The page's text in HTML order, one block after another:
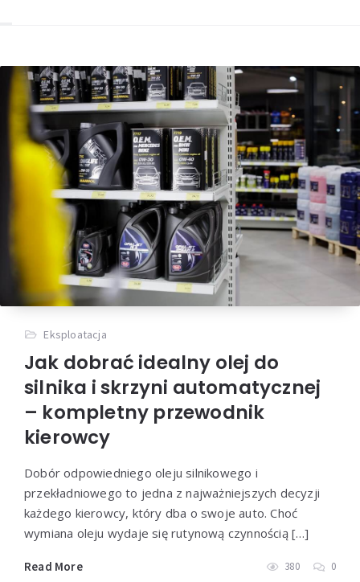
Eksploatacja
Jak dobrać idealny olej do
silnika i skrzyni automatycznej
– kompletny przewodnik
kierowcy
Dobór odpowiedniego oleju silnikowego i
przekładniowego to jedna z najważniejszych decyzji
każdego kierowcy, który dba o swoje auto. Choć
wymiana oleju wydaje się rutynową czynnością […]
Read More 380 0